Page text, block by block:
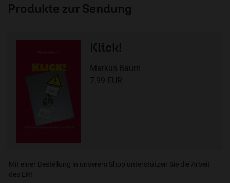
Produkte zur Sendung
Klick!
Markus Baum
7,99 EUR
Mit einer Bestellung in unserem Shop unterstützen Sie die Arbeit
des ERF.